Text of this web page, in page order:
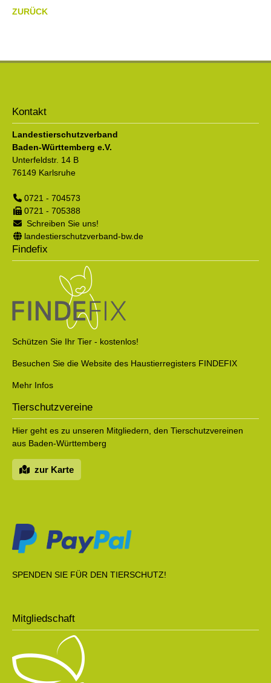
ZURÜCK
Kontakt
Landestierschutzverband
Baden-Württemberg e.V.
Unterfeldstr. 14 B
76149 Karlsruhe
0721 - 704573
0721 - 705388
Schreiben Sie uns!
landestierschutzverband-bw.de
Findefix
Schützen Sie Ihr Tier - kostenlos!
Besuchen Sie die Website des Haustierregisters FINDEFIX
Mehr Infos
Tierschutzvereine
Hier geht es zu unseren Mitgliedern, den Tierschutzvereinen
aus Baden-Württemberg
zur Karte
SPENDEN SIE FÜR DEN TIERSCHUTZ!
Mitgliedschaft